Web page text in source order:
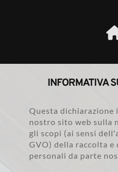
INFORMATIVA
Questa
nostro sito web sulla
gli scopi (ai sensi
GVO) della raccolta
personali da parte